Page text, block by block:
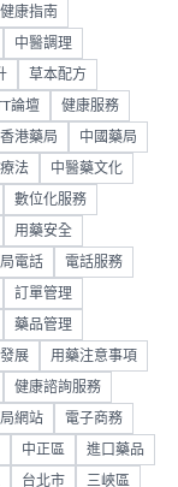
康指南
中醫調理
草本配方
論壇 健康服務
香港藥局 中國藥局
法 中醫藥文化
數位化服務
用藥安全
電話 電話服務
訂單管理
藥品管理
展 用藥注意事項
健康諮詢服務
網站 電子商務
中正區 進口藥品
台北市 三峽區